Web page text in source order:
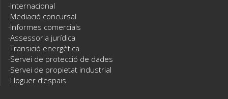
Internacional
Mediació concursal
Informes comercials
Assessoria jurídica
Transició energètica
Servei de protecció de dades
Servei de propietat industrial
Lloguer d’espais